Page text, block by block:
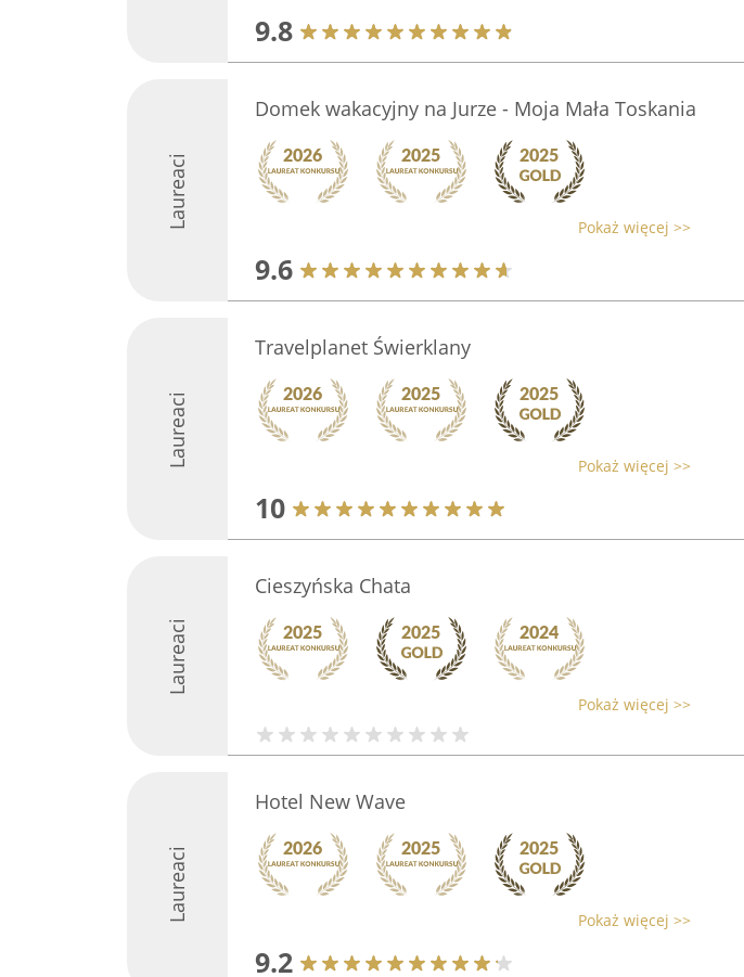
9.8
Laureaci
Domek wakacyjny na Jurze - Moja Mała Toskania
Pokaż więcej >>
9.6
Laureaci
Travelplanet Świerklany
Pokaż więcej >>
10
Laureaci
Cieszyńska Chata
Pokaż więcej >>
Laureaci
Hotel New Wave
Pokaż więcej >>
9.2